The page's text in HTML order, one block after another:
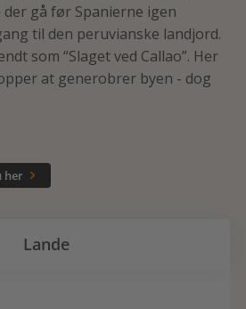
gå før Spanierne igen
til den peruvianske landjord.
som “Slaget ved Callao”. Her
at generobrer byen - dog
her 
Lande